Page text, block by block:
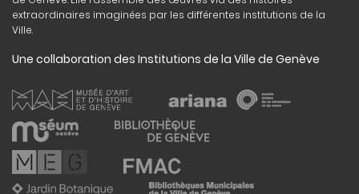
extraordinaires imaginées par les différentes institutions de la
Ville.
Une collaboration des Institutions de la Ville de Genève